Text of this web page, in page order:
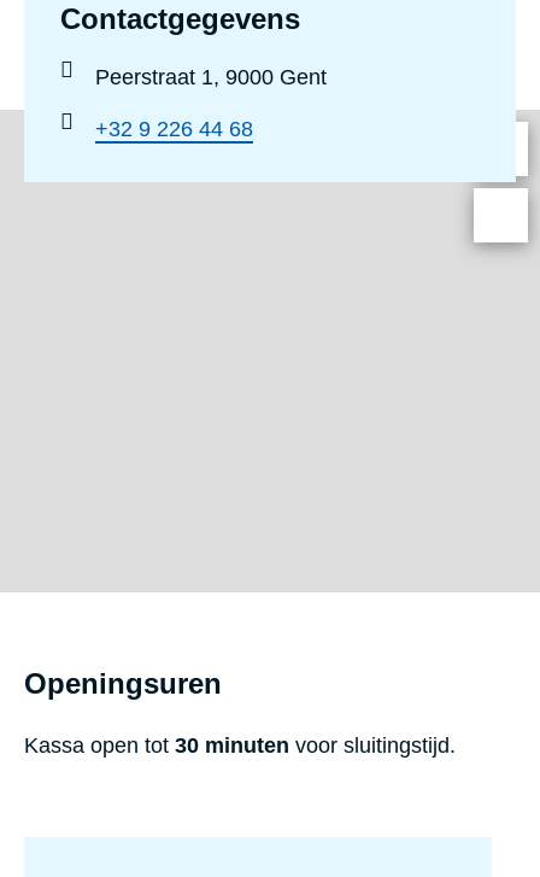
Contactgegevens
Locatie
Peerstraat 1, 9000 Gent
Telefoonnummer
+32 9 226 44 68
Openingsuren
Kassa open tot 30 minuten voor sluitingstijd.